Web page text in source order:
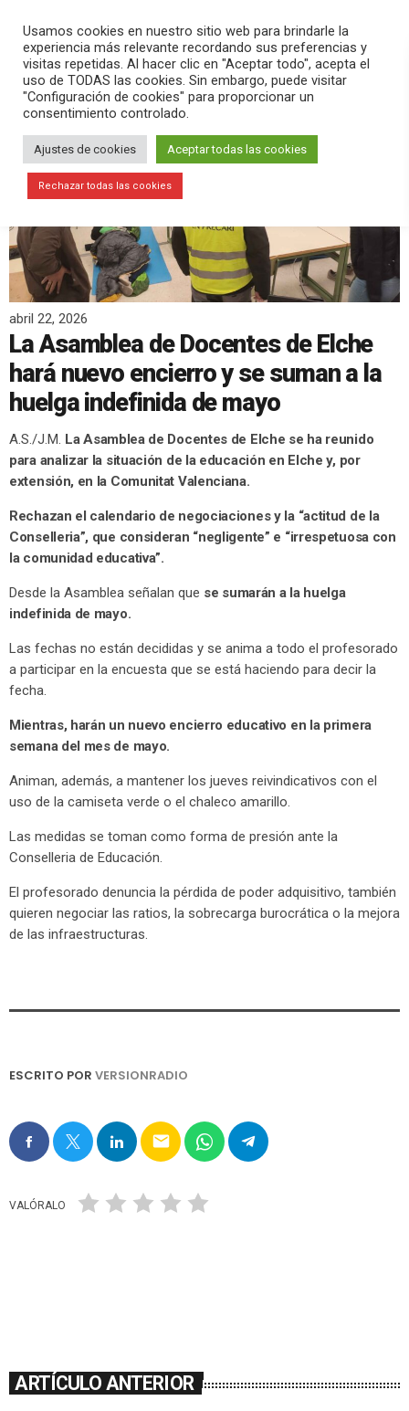
search menu pause PLAY
abril 22, 2026
La Asamblea de Docentes de Elche
hará nuevo encierro y se suman a la
huelga indefinida de mayo
A.S./J.M. La Asamblea de Docentes de Elche se ha reunido
para analizar la situación de la educación en Elche y, por
extensión, en la Comunitat Valenciana.
Rechazan el calendario de negociaciones y la “actitud de la
Conselleria”, que consideran “negligente” e “irrespetuosa con
la comunidad educativa”.
Desde la Asamblea señalan que se sumarán a la huelga
indefinida de mayo.
Las fechas no están decididas y se anima a todo el profesorado
a participar en la encuesta que se está haciendo para decir la
fecha.
Mientras, harán un nuevo encierro educativo en la primera
semana del mes de mayo.
Animan, además, a mantener los jueves reivindicativos con el
uso de la camiseta verde o el chaleco amarillo.
Las medidas se toman como forma de presión ante la
Conselleria de Educación.
El profesorado denuncia la pérdida de poder adquisitivo, también
quieren negociar las ratios, la sobrecarga burocrática o la mejora
de las infraestructuras.
ESCRITO POR VERSIONRADIO
email
VALÓRALO
ARTÍCULO ANTERIOR
Usamos cookies en nuestro sitio web para brindarle la
experiencia más relevante recordando sus preferencias y
visitas repetidas. Al hacer clic en "Aceptar todo", acepta el
uso de TODAS las cookies. Sin embargo, puede visitar
"Configuración de cookies" para proporcionar un
consentimiento controlado.
Ajustes de cookies Aceptar todas las cookies
Rechazar todas las cookies